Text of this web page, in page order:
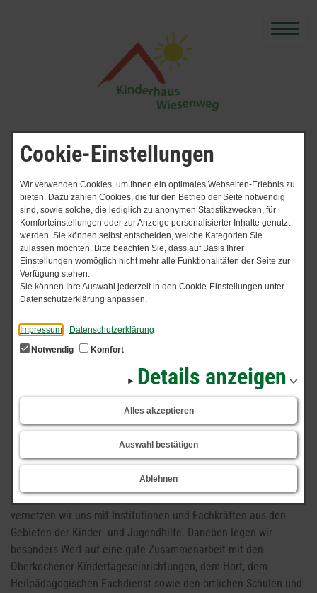
Cookie-Einstellungen
Wir verwenden Cookies, um Ihnen ein optimales Webseiten-Erlebnis zu
bieten. Dazu zählen Cookies, die für den Betrieb der Seite notwendig
sind, sowie solche, die lediglich zu anonymen Statistikzwecken, für
Komforteinstellungen oder zur Anzeige personalisierter Inhalte genutzt
werden. Sie können selbst entscheiden, welche Kategorien Sie
zulassen möchten. Bitte beachten Sie, dass auf Basis Ihrer
Einstellungen womöglich nicht mehr alle Funktionalitäten der Seite zur
Verfügung stehen.
Sie können Ihre Auswahl jederzeit in den Cookie-Einstellungen unter
Datenschutzerklärung anpassen.
Impressum
Datenschutzerklärung
Notwendig
Komfort
Details anzeigen
Alles akzeptieren
Auswahl bestätigen
Ablehnen
„Man darf nicht verlernen, die
Welt mit den Augen eines
Kindes zu sehen.“ - Henri
Matisse
Kooperationspartner
Um die Kinder in ihrer Entwicklung ganzheitlich zu begleiten,
vernetzen wir uns mit Institutionen und Fachkräften aus den
Gebieten der Kinder- und Jugendhilfe. Daneben legen wir
besonders Wert auf eine gute Zusammenarbeit mit den
Oberkochener Kindertageseinrichtungen, dem Hort, dem
Heilpädagogischen Fachdienst sowie den örtlichen Schulen und